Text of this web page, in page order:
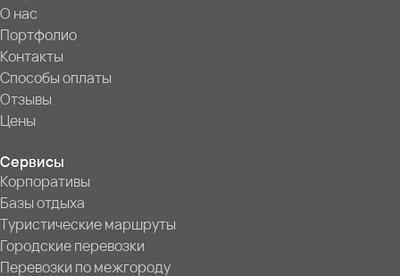
О нас
Портфолио
Контакты
Способы оплаты
Отзывы
Цены
Сервисы
Корпоративы
Базы отдыха
Туристические маршруты
Городские перевозки
Перевозки по межгороду